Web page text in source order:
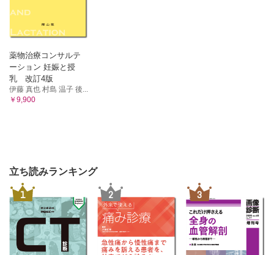
薬物治療コンサルテ
ーション 妊娠と授
乳 改訂4版
伊藤 真也 村島 温子 後...
￥9,900
立ち読みランキング
1 2 3